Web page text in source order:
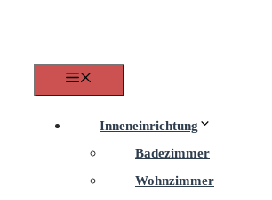
Inneneinrichtung
Badezimmer
Wohnzimmer